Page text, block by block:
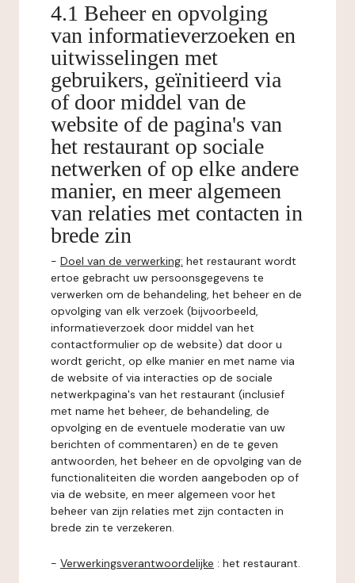
4.1 Beheer en opvolging
van informatieverzoeken en
uitwisselingen met
gebruikers, geïnitieerd via
of door middel van de
website of de pagina's van
het restaurant op sociale
netwerken of op elke andere
manier, en meer algemeen
van relaties met contacten in
brede zin
- Doel van de verwerking: het restaurant wordt
ertoe gebracht uw persoonsgegevens te
verwerken om de behandeling, het beheer en de
opvolging van elk verzoek (bijvoorbeeld,
informatieverzoek door middel van het
contactformulier op de website) dat door u
wordt gericht, op elke manier en met name via
de website of via interacties op de sociale
netwerkpagina's van het restaurant (inclusief
met name het beheer, de behandeling, de
opvolging en de eventuele moderatie van uw
berichten of commentaren) en de te geven
antwoorden, het beheer en de opvolging van de
functionaliteiten die worden aangeboden op of
via de website, en meer algemeen voor het
beheer van zijn relaties met zijn contacten in
brede zin te verzekeren.
- Verwerkingsverantwoordelijke : het restaurant.